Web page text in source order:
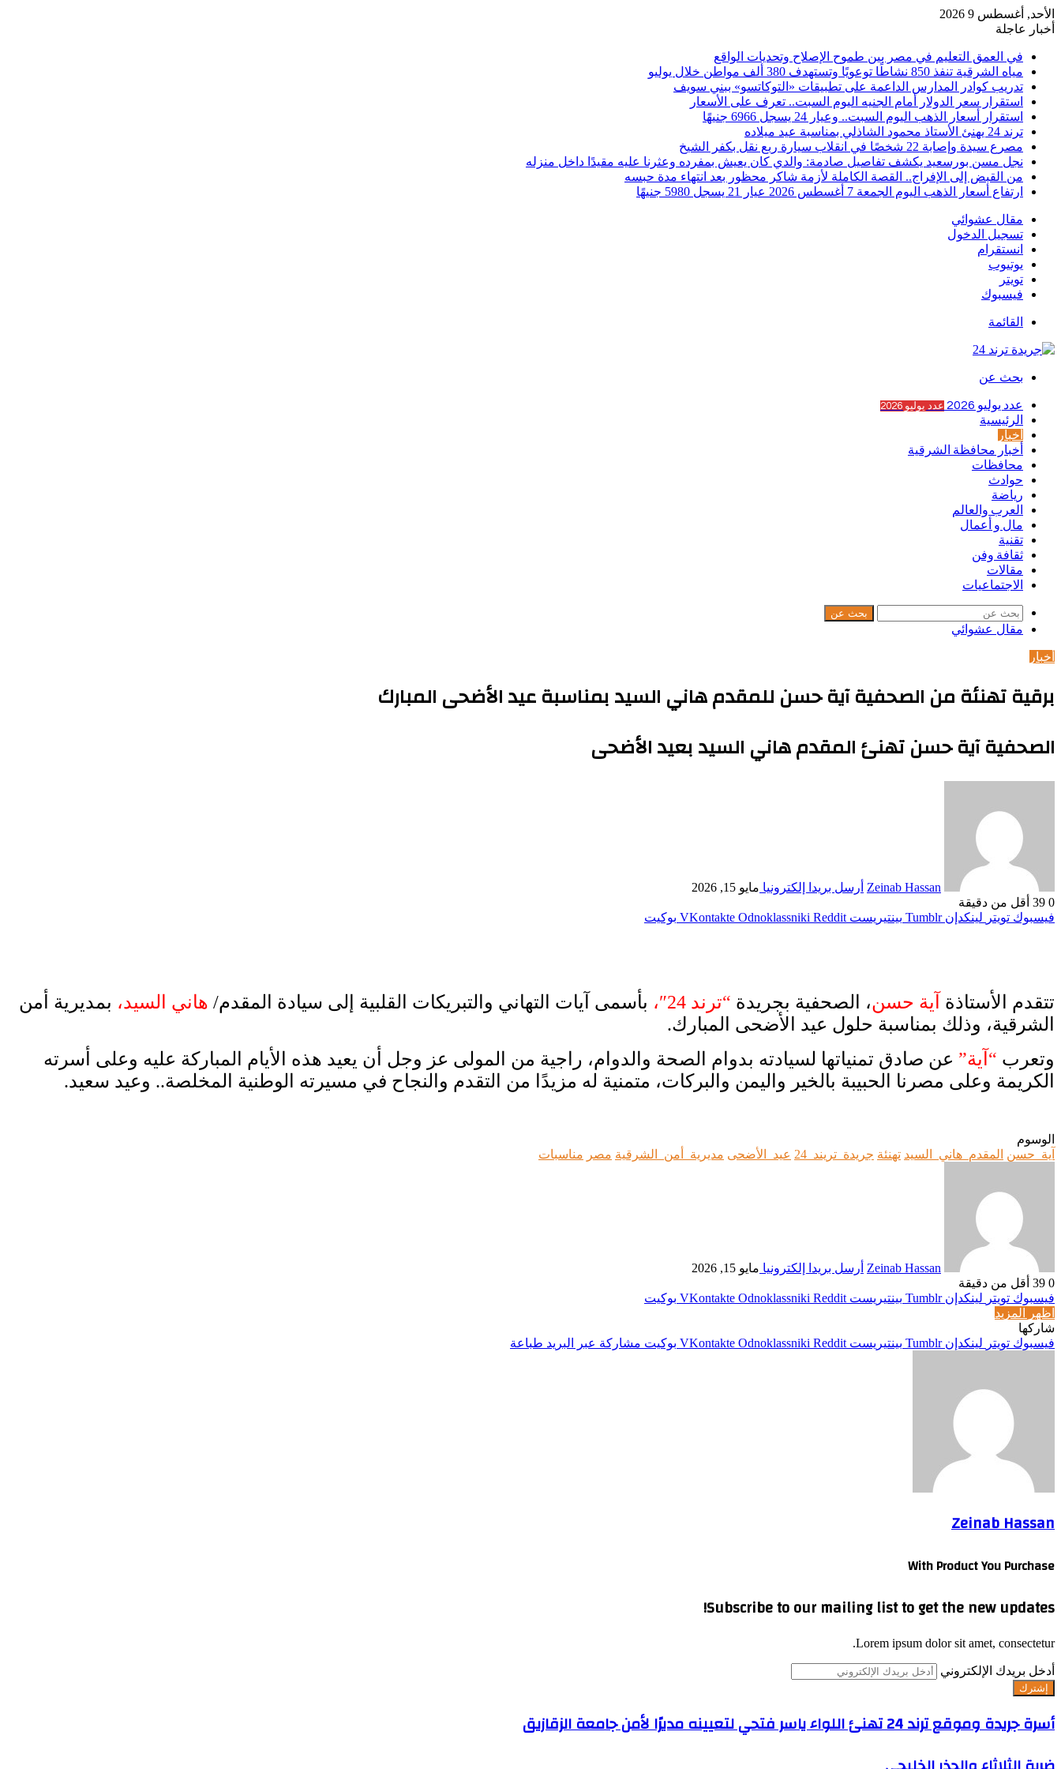
الأحد, أغسطس 9 2026
أخبار عاجلة
في العمق التعليم في مصر بين طموح الإصلاح وتحديات الواقع
مياه الشرقية تنفذ 850 نشاطًا توعويًا وتستهدف 380 ألف مواطن خلال يوليو
تدريب كوادر المدارس الداعمة على تطبيقات «التوكاتسو» ببني سويف
استقرار سعر الدولار أمام الجنيه اليوم السبت.. تعرف على الأسعار
استقرار أسعار الذهب اليوم السبت.. وعيار 24 يسجل 6966 جنيهًا
ترند 24 يهنئ الأستاذ محمود الشاذلي بمناسبة عيد ميلاده
مصرع سيدة وإصابة 22 شخصًا في انقلاب سيارة ربع نقل بكفر الشيخ
نجل مسن بورسعيد يكشف تفاصيل صادمة: والدي كان يعيش بمفرده وعثرنا عليه مقيدًا داخل منزله
من القبض إلى الإفراج.. القصة الكاملة لأزمة شاكر محظور بعد انتهاء مدة حبسه
ارتفاع أسعار الذهب اليوم الجمعة 7 أغسطس 2026 عيار 21 يسجل 5980 جنيهًا
مقال عشوائي
تسجيل الدخول
انستقرام
يوتيوب
تويتر
فيسبوك
القائمة
بحث عن
عدد يوليو 2026 عدد يوليو 2026
الرئيسية
أخبار
أخبار محافظة الشرقية
محافظات
حوادث
رياضة
العرب والعالم
مال و أعمال
تقنية
ثقافة وفن
مقالات
الاجتماعيات
بحث عن
مقال عشوائي
أخبار
برقية تهنئة من الصحفية آية حسن للمقدم هاني السيد بمناسبة عيد الأضحى المبارك
الصحفية آية حسن تهنئ المقدم هاني السيد بعيد الأضحى
Zeinab Hassan أرسل بريدا إلكترونيا مايو 15, 2026
0
أقل من دقيقة
فيسبوك تويتر لينكدإن بينتيريست Odnoklassniki بوكيت
تتقدم الأستاذة آية حسن، الصحفية بجريدة “ترند 24″، بأسمى آيات التهاني والتبريكات القلبية إلى سيادة المقدم/ هاني السيد، بمديرية أمن
الشرقية، وذلك بمناسبة حلول عيد الأضحى المبارك.
وتعرب “آية” عن صادق تمنياتها لسيادته بدوام الصحة والدوام، راجية من المولى عز وجل أن يعيد هذه الأيام المباركة عليه وعلى أسرته
الكريمة وعلى مصرنا الحبيبة بالخير واليمن والبركات، متمنية له مزيدًا من التقدم والنجاح في مسيرته الوطنية المخلصة.. وعيد سعيد.
الوسوم
آية_حسن المقدم_هاني_السيد تهنئة جريدة_تريند_24 عيد_الأضحى مديرية_أمن_الشرقية مصر مناسبات
Zeinab Hassan أرسل بريدا إلكترونيا مايو 15, 2026
0
أقل من دقيقة
فيسبوك تويتر لينكدإن بينتيريست Odnoklassniki
بوكيت
اظهر المزيد
شاركها
فيسبوك تويتر لينكدإن بينتيريست Odnoklassniki بوكيت مشاركة عبر البريد طباعة
Zeinab Hassan
With Product You Purchase
Subscribe to our mailing list to get the new updates!
Lorem ipsum dolor sit amet, consectetur.
أدخل بريدك الإلكتروني
أسرة جريدة وموقع ترند 24 تهنئ اللواء ياسر فتحي لتعيينه مديرًا لأمن جامعة الزقازيق